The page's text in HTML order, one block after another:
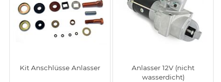
Kit Anschlüsse Anlasser
Anlasser 12V (nicht
wasserdicht)